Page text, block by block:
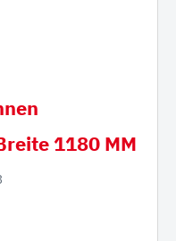
1180 MM